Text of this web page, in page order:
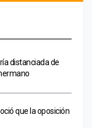
distanciada de
que la oposición